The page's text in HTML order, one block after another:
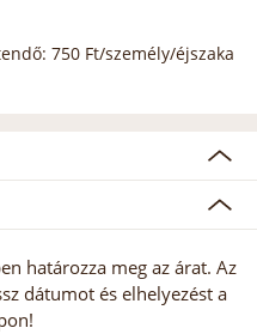
750 Ft/személy/éjszaka
határozza meg az árat. Az
dátumot és elhelyezést a